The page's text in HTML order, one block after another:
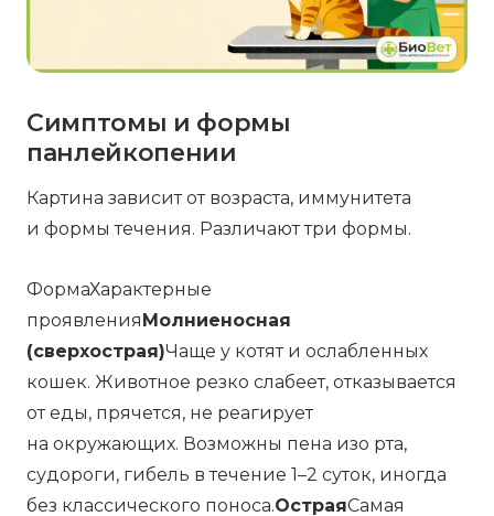
Симптомы и формы
панлейкопении
Картина зависит от возраста, иммунитета
и формы течения. Различают три формы.
ФормаХарактерные
проявления Молниеносная
(сверхострая)Чаще у котят и ослабленных
кошек. Животное резко слабеет, отказывается
от еды, прячется, не реагирует
на окружающих. Возможны пена изо рта,
судороги, гибель в течение 1–2 суток, иногда
без классического поноса.ОстраяСамая